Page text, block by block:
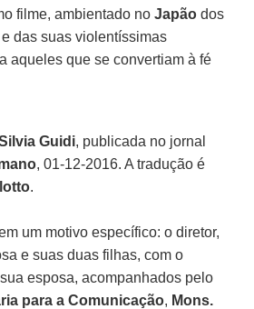
filme, ambientado noJapão dos
e das suas violentíssimas
aqueles que se convertiam à fé
Guidi, publicada no jornal
, 01-12-2016. A tradução é
.
um motivo específico: o diretor,
e suas duas filhas, com o
esposa, acompanhados pelo
para a Comunicação, Mons.